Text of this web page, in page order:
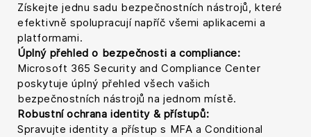
Získejte jednu sadu bezpečnostních nástrojů, které
efektivně spolupracují napříč všemi aplikacemi a
platformami.
Úplný přehled o bezpečnosti a compliance:
Microsoft 365 Security and Compliance Center
poskytuje úplný přehled všech vašich
bezpečnostních nástrojů na jednom místě.
Robustní ochrana identity & přístupů:
Spravujte identity a přístup s MFA a Conditional